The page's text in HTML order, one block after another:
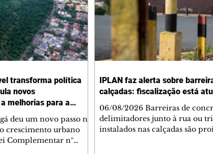
transforma política
novos
melhorias para a
deu um novo passo na
crescimento urbano
Complementar nº
IPLAN faz alerta sobre
calçadas: fiscalização está
06/08/2026 Barreiras de
delimitadores junto à rua ou
instalados nas calçadas são